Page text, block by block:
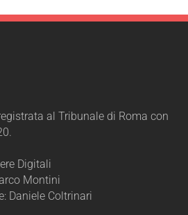
al Tribunale di Roma con
Digitali
Montini
Daniele Coltrinari